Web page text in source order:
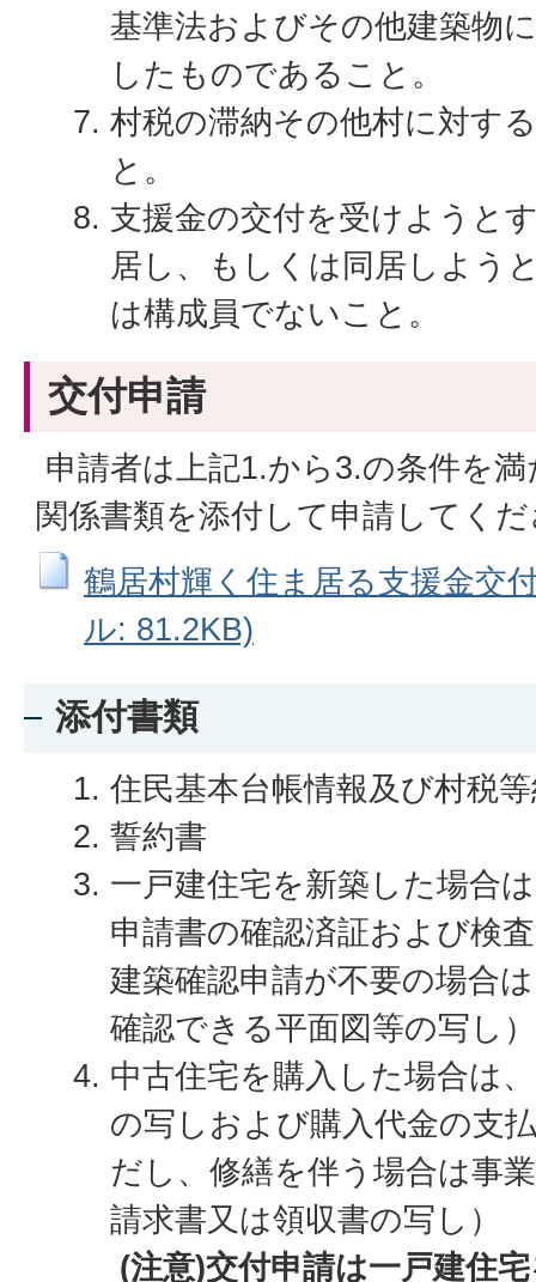
基準法およびその他建築物
したものであること。
村税の滞納その他村に対す
と。
支援金の交付を受けようと
居し、もしくは同居しよう
は構成員でないこと。
交付申請
申請者は上記1.から3.の条件を
関係書類を添付して申請してく
鶴居村輝く住ま居る支援金交
ル: 81.2KB)
添付書類
住民基本台帳情報及び村税
誓約書
一戸建住宅を新築した場合
申請書の確認済証および検
建築確認申請が不要の場合
確認できる平面図等の写し）
中古住宅を購入した場合は
の写しおよび購入代金の支
だし、修繕を伴う場合は事
請求書又は領収書の写し）
(注意)交付申請は一戸建住